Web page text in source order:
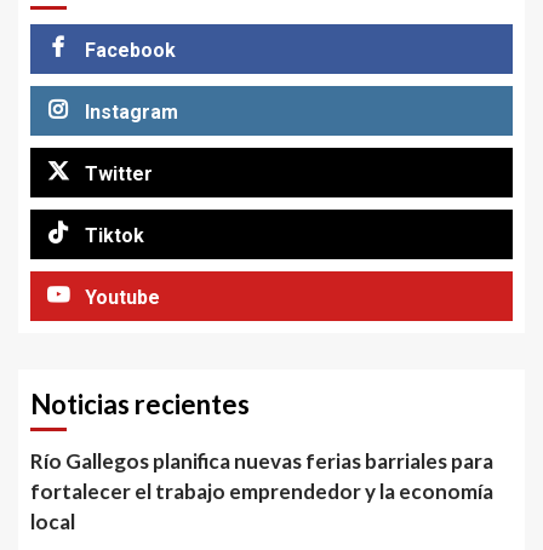
Facebook
Instagram
Twitter
Tiktok
Youtube
Noticias recientes
Río Gallegos planifica nuevas ferias barriales para
fortalecer el trabajo emprendedor y la economía
local